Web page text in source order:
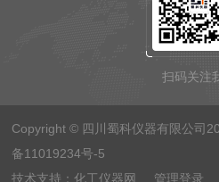
扫码关注
Copyright © 四川蜀科仪器有限公司
备11019234号-5
技术支持：化工仪器网 管理登录